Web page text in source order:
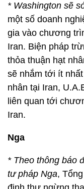
* Washington sẽ
một số doanh
gia vào chương
Iran. Biện pháp
thỏa thuận hạt
sẽ nhắm tới ít
nhân tại Iran,
liên quan tới
Iran.
Nga
* Theo thông báo
tư pháp Nga,